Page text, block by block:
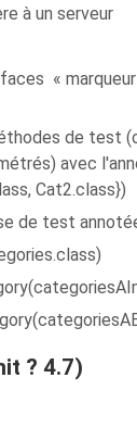
à un serveur
« marqueur
de test
avec
Cat2.class})
de test
? 4.7)